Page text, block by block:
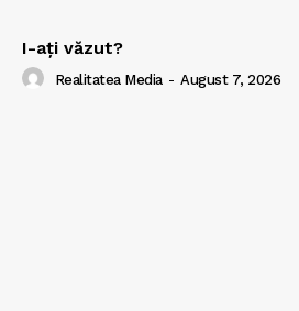
I-aţi văzut?
Realitatea Media - August 7, 2026